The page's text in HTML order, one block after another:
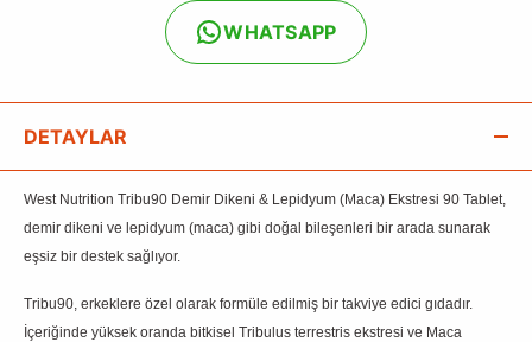
WHATSAPP
DETAYLAR
West Nutrition Tribu90 Demir Dikeni & Lepidyum (Maca) Ekstresi 90 Tablet,
demir dikeni ve lepidyum (maca) gibi doğal bileşenleri bir arada sunarak
eşsiz bir destek sağlıyor.
Tribu90, erkeklere özel olarak formüle edilmiş bir takviye edici gıdadır.
İçeriğinde yüksek oranda bitkisel Tribulus terrestris ekstresi ve Maca